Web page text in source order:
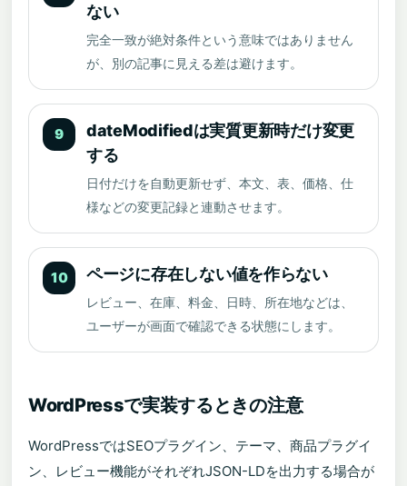
ない
完全一致が絶対条件という意味ではありません
が、別の記事に見える差は避けます。
9
dateModifiedは実質更新時だけ変更
する
日付だけを自動更新せず、本文、表、価格、仕
様などの変更記録と連動させます。
10 ページに存在しない値を作らない
レビュー、在庫、料金、日時、所在地などは、
ユーザーが画面で確認できる状態にします。
WordPressで実装するときの注意
WordPressではSEOプラグイン、テーマ、商品プラグイ
ン、レビュー機能がそれぞれJSON-LDを出力する場合が